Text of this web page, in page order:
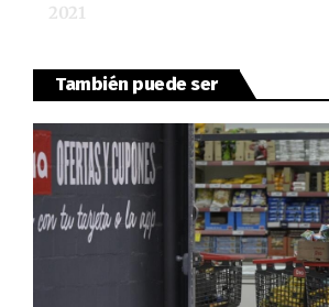
2021
También puede ser